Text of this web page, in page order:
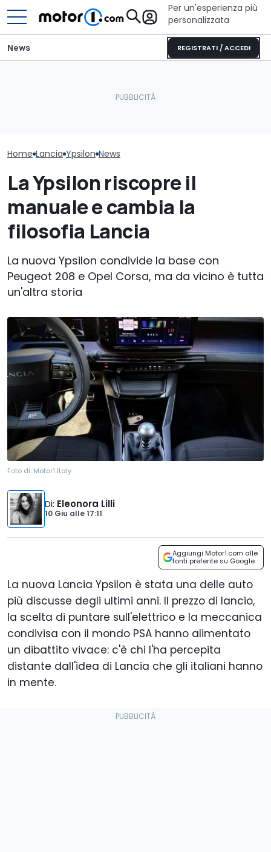
Per un'esperienza più
personalizzata
REGISTRATI / ACCEDI
News
Home Lancia Ypsilon News
La Ypsilon riscopre il
manuale e cambia la
filosofia Lancia
La nuova Ypsilon condivide la base con
Peugeot 208 e Opel Corsa, ma da vicino è tutta
un'altra storia
Foto di: Motor1 Italy
Di: Eleonora Lilli
10 Giu alle17:11
Aggiungi Motor1.com alle
fonti preferite su Google
La nuova Lancia Ypsilon è stata una delle auto
più discusse degli ultimi anni. Il prezzo di lancio,
la scelta di puntare sull'elettrico e la meccanica
condivisa con il mondo PSA hanno alimentato
un dibattito vivace: c'è chi l'ha percepita
distante dall'idea di Lancia che gli italiani hanno
in mente.